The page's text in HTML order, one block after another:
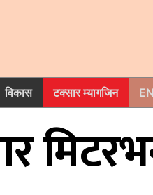
विकास टक्सार म्यागजिन